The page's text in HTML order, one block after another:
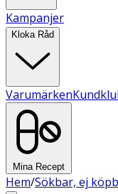
Kampanjer
Kloka Råd
Varumärken
Mina Recept
Hem/Sökbar, ej